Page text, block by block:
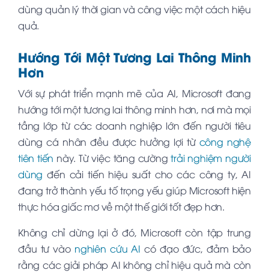
dùng quản lý thời gian và công việc một cách hiệu
quả.
Hướng Tới Một Tương Lai Thông Minh
Hơn
Với sự phát triển mạnh mẽ của AI, Microsoft đang
hướng tới một tương lai thông minh hơn, nơi mà mọi
tầng lớp từ các doanh nghiệp lớn đến người tiêu
dùng cá nhân đều được hưởng lợi từ công nghệ
tiên tiến này. Từ việc tăng cườngtrải nghiệm người
dùng đến cải tiến hiệu suất cho các công ty, AI
đang trở thành yếu tố trọng yếu giúp Microsoft hiện
thực hóa giấc mơ về một thế giới tốt đẹp hơn.
Không chỉ dừng lại ở đó, Microsoft còn tập trung
đầu tư vào nghiên cứu AI có đạo đức, đảm bảo
rằng các giải pháp AI không chỉ hiệu quả mà còn